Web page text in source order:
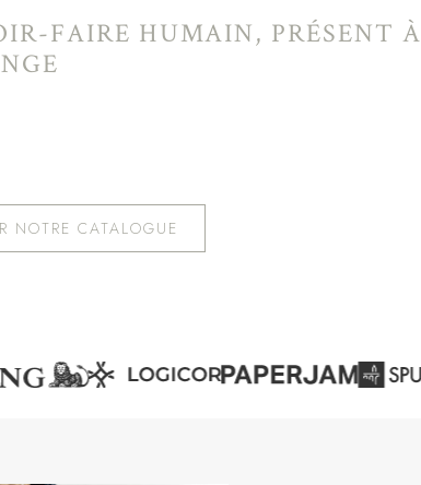
FAIRE HUMAIN, PRÉSENT À
NOTRE CATALOGUE